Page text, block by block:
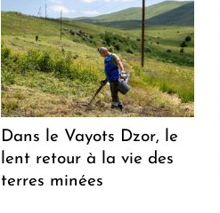
Dans le Vayots Dzor, le
lent retour à la vie des
terres minées